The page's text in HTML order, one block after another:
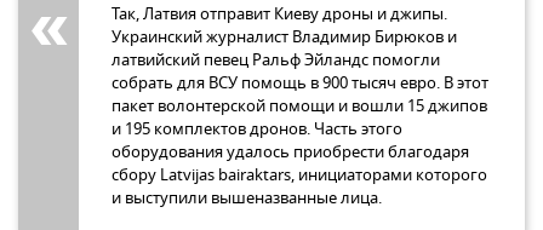
Так, Латвия отправит Киеву дроны и джипы.
Украинский журналист Владимир Бирюков и
латвийский певец Ральф Эйландс помогли
собрать для ВСУ помощь в 900 тысяч евро. В этот
пакет волонтерской помощи и вошли 15 джипов
и 195 комплектов дронов. Часть этого
оборудования удалось приобрести благодаря
сбору Latvijas bairaktars, инициаторами которого
и выступили вышеназванные лица.